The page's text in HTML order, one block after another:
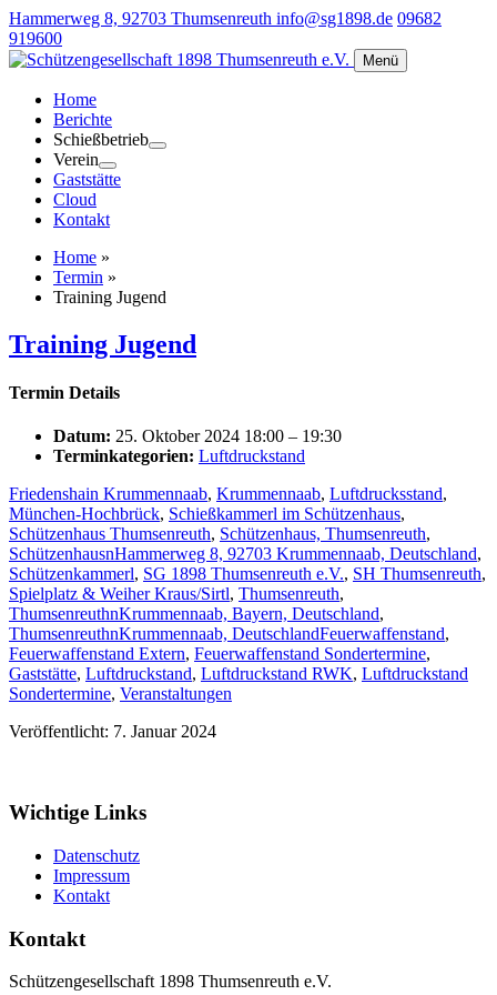
Hammerweg 8, 92703 Thumsenreuth info@sg1898.de 09682
919600
Menü
Home
Berichte
Schießbetrieb
Verein
Gaststätte
Cloud
Kontakt
Home »
Termin »
Training Jugend
Training Jugend
Termin Details
Datum: 25. Oktober 2024 18:00 – 19:30
Terminkategorien: Luftdruckstand
Friedenshain Krummennaab, Krummennaab, Luftdrucksstand,
München-Hochbrück, Schießkammerl im Schützenhaus,
Schützenhaus Thumsenreuth, Schützenhaus, Thumsenreuth,
SchützenhausnHammerweg 8, 92703 Krummennaab, Deutschland,
Schützenkammerl, SG 1898 Thumsenreuth e.V., SH Thumsenreuth,
Spielplatz & Weiher Kraus/Sirtl, Thumsenreuth,
ThumsenreuthnKrummennaab, Bayern, Deutschland,
ThumsenreuthnKrummennaab, DeutschlandFeuerwaffenstand,
Feuerwaffenstand Extern, Feuerwaffenstand Sondertermine,
Gaststätte, Luftdruckstand, Luftdruckstand RWK, Luftdruckstand
Sondertermine, Veranstaltungen
Veröffentlicht: 7. Januar 2024
Wichtige Links
Datenschutz
Impressum
Kontakt
Kontakt
Schützengesellschaft 1898 Thumsenreuth e.V.